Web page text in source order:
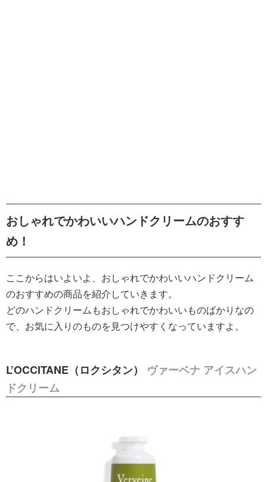
おしゃれでかわいいハンドクリームのおすす
め！
ここからはいよいよ、おしゃれでかわいいハンドクリーム
のおすすめの商品を紹介していきます。
どのハンドクリームもおしゃれでかわいいものばかりなの
で、お気に入りのものを見つけやすくなっていますよ。
L’OCCITANE（ロクシタン） ヴァーベナ アイスハン
ドクリーム